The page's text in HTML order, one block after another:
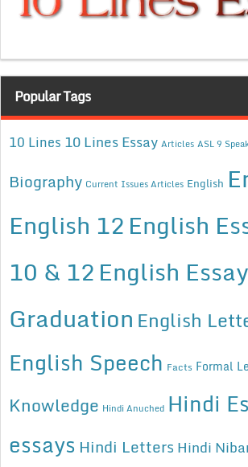
Popular Tags
10 Lines 10 Lines Essay Articles ASL 9
Biography Current Issues Articles English
English 12English
10 & 12English Essay
Graduation English
English Speech Facts Formal
Knowledge Hindi Anuched Hindi
essays Hindi Letters Hindi